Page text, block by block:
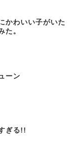
かわいい子がいた
た。
ーン
ぎる!!